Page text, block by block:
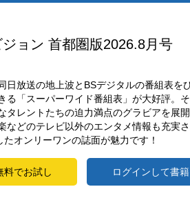
ジョン 首都圏版2026.8月号
日放送の地上波とBSデジタルの番組表を
る「スーパーワイド番組表」が大好評。
タレントたちの迫力満点のグラビアを展
などのテレビ以外のエンタメ情報も充実
たオンリーワンの誌面が魅力です！
料でお試し ログインして書